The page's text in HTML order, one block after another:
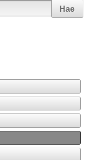
Hae